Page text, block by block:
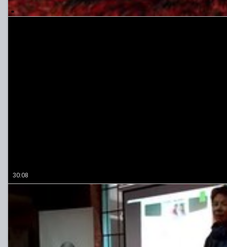
30:08